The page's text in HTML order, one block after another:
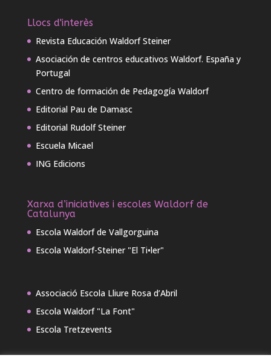
Llocs d'interès
Revista Educación Waldorf Steiner
Asociación de centros educativos Waldorf. España y
Portugal
Centro de formación de Pedagogía Waldorf
Editorial Pau de Damasc
Editorial Rudolf Steiner
Escuela Micael
ING Edicions
Xarxa d’iniciatives i escoles Waldorf de
Catalunya
Escola Waldorf de Vallgorguina
Escola Waldorf-Steiner "El Ti•ler"
Associació Escola Lliure Rosa d’Abril
Escola Waldorf "La Font"
Escola Tretzevents